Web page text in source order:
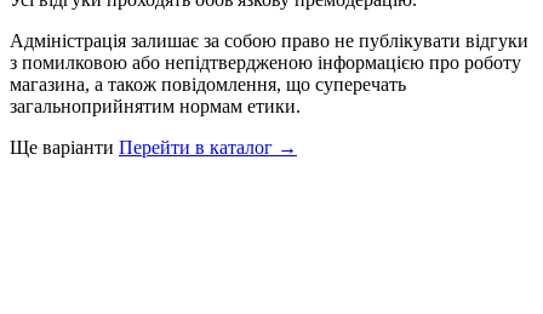
Адміністрація залишає за собою право не публікувати відгуки
з помилковою або непідтвердженою інформацією про роботу
магазина, а також повідомлення, що суперечать
загальноприйнятим нормам етики.
Ще варіанти Перейти в каталог →